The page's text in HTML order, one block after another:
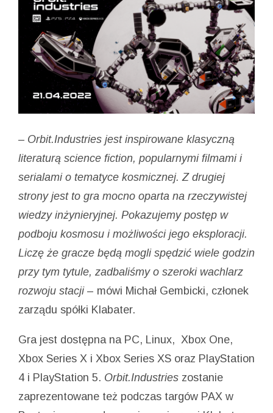
– Orbit.Industries jest inspirowane klasyczną
literaturą science fiction, popularnymi filmami i
serialami o tematyce kosmicznej. Z drugiej
strony jest to gra mocno oparta na rzeczywistej
wiedzy inżynieryjnej. Pokazujemy postęp w
podboju kosmosu i możliwości jego eksploracji.
Liczę że gracze będą mogli spędzić wiele godzin
przy tym tytule, zadbaliśmy o szeroki wachlarz
rozwoju stacji – mówi Michał Gembicki, członek
zarządu spółki Klabater.
Gra jest dostępna na PC, Linux, Xbox One,
Xbox Series X i Xbox Series XS oraz PlayStation
4 i PlayStation 5. Orbit.Industries zostanie
zaprezentowane też podczas targów PAX w